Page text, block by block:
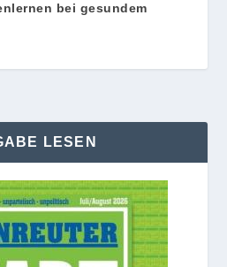
bei gesundem
LESEN